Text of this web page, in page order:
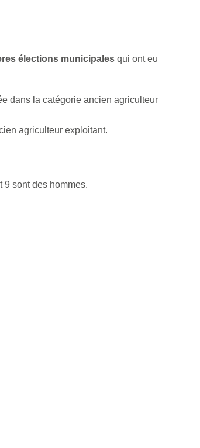
élections municipalesqui ont eu
dans la catégorie ancien agriculteur
agriculteur exploitant.
9 sont des hommes.